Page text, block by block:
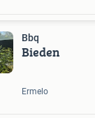
Bbq
Bieden
Ermelo